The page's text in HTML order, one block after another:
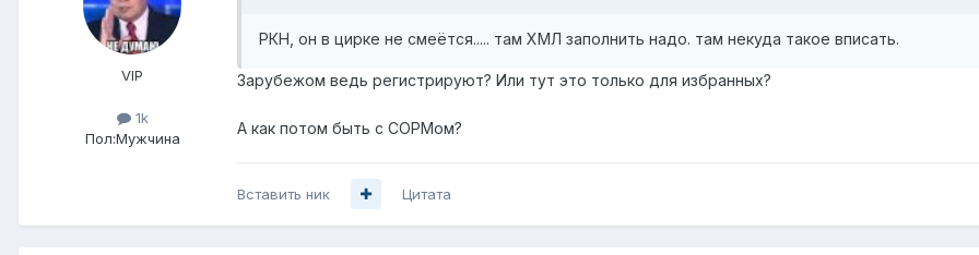
VIP
1k
Пол:Мужчина
РКН, он в цирке не смеётся..... там ХМЛ заполнить надо. там некуда такое вписать.
Зарубежом ведь регистрируют? Или тут это только для избранных?
А как потом быть с СОРМом?
Вставить ник Цитата